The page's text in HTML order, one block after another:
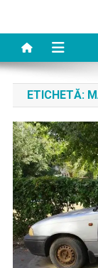
ETICHETĂ: